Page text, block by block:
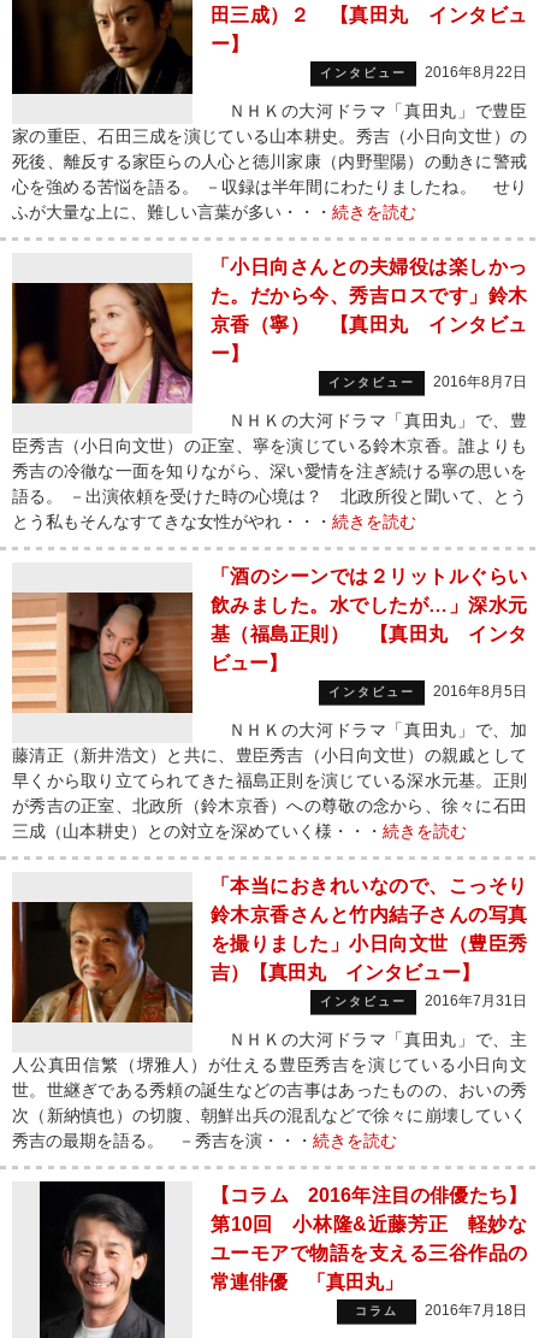
田三成）２ 【真田丸 インタビュ
ー】
インタビュー 2016年8月22日
ＮＨＫの大河ドラマ「真田丸」で豊臣
家の重臣、石田三成を演じている山本耕史。秀吉（小日向文世）の
死後、離反する家臣らの人心と徳川家康（内野聖陽）の動きに警戒
心を強める苦悩を語る。 －収録は半年間にわたりましたね。 せり
ふが大量な上に、難しい言葉が多い・・・ 続きを読む
「小日向さんとの夫婦役は楽しかっ
た。だから今、秀吉ロスです」鈴木
京香（寧） 【真田丸 インタビュ
ー】
インタビュー 2016年8月7日
ＮＨＫの大河ドラマ「真田丸」で、豊
臣秀吉（小日向文世）の正室、寧を演じている鈴木京香。誰よりも
秀吉の冷徹な一面を知りながら、深い愛情を注ぎ続ける寧の思いを
語る。 －出演依頼を受けた時の心境は？ 北政所役と聞いて、とう
とう私もそんなすてきな女性がやれ・・・ 続きを読む
「酒のシーンでは２リットルぐらい
飲みました。水でしたが…」深水元
基（福島正則） 【真田丸 インタ
ビュー】
インタビュー 2016年8月5日
ＮＨＫの大河ドラマ「真田丸」で、加
藤清正（新井浩文）と共に、豊臣秀吉（小日向文世）の親戚として
早くから取り立てられてきた福島正則を演じている深水元基。正則
が秀吉の正室、北政所（鈴木京香）への尊敬の念から、徐々に石田
三成（山本耕史）との対立を深めていく様・・・ 続きを読む
「本当におきれいなので、こっそり
鈴木京香さんと竹内結子さんの写真
を撮りました」小日向文世（豊臣秀
吉）【真田丸 インタビュー】
インタビュー 2016年7月31日
ＮＨＫの大河ドラマ「真田丸」で、主
人公真田信繁（堺雅人）が仕える豊臣秀吉を演じている小日向文
世。世継ぎである秀頼の誕生などの吉事はあったものの、おいの秀
次（新納慎也）の切腹、朝鮮出兵の混乱などで徐々に崩壊していく
秀吉の最期を語る。 －秀吉を演・・・ 続きを読む
【コラム 2016年注目の俳優たち】
第10回 小林隆&近藤芳正 軽妙な
ユーモアで物語を支える三谷作品の
常連俳優 「真田丸」
コラム 2016年7月18日